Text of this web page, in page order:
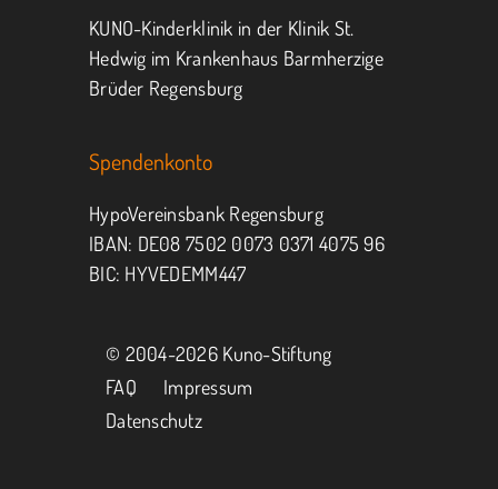
KUNO-Kinderklinik in der Klinik St.
Hedwig im Krankenhaus Barmherzige
Brüder Regensburg
Spendenkonto
HypoVereinsbank Regensburg
IBAN: DE08 7502 0073 0371 4075 96
BIC: HYVEDEMM447
© 2004-2026 Kuno-Stiftung
FAQ
Impressum
Datenschutz